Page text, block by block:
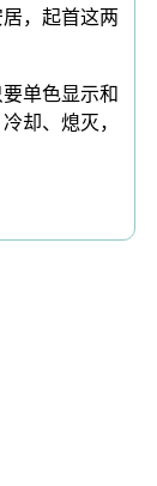
，起首这两
单色显示和
却、熄灭，